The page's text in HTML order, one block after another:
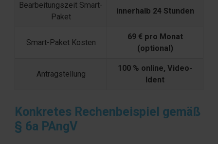
Bearbeitungszeit Smart-
Paket
innerhalb 24 Stunden
Smart-Paket Kosten
69 € pro Monat
(optional)
Antragstellung
100 % online, Video-
Ident
Konkretes Rechenbeispiel gemäß
§ 6a PAngV